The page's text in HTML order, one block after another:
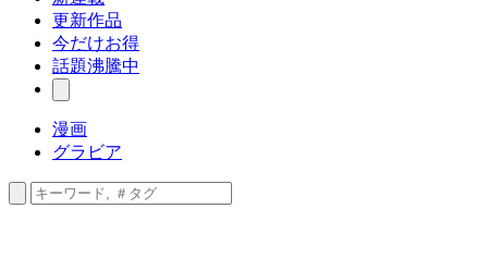
更新作品
今だけお得
話題沸騰中
漫画
グラビア